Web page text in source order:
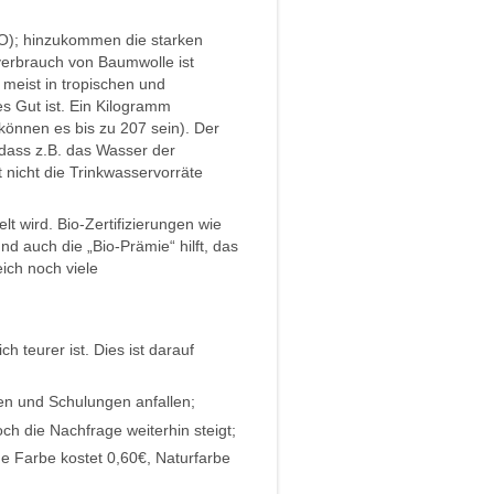
hinzukommen die starken
von Baumwolle ist
in tropischen und
Gut ist. Ein Kilogramm
es bis zu 207 sein). Der
z.B. das Wasser der
die Trinkwasservorräte
wird. Bio-Zertifizierungen wie
auch die „Bio-Prämie“ hilft, das
noch viele
teurer ist. Dies ist darauf
und Schulungen anfallen;
die Nachfrage weiterhin steigt;
Farbe kostet 0,60€, Naturfarbe